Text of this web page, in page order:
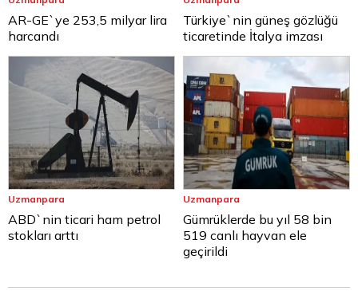
AR-GE`ye 253,5 milyar lira
harcandı
Türkiye`nin güneş gözlüğü
ticaretinde İtalya imzası
Uzmanpara
ABD`nin ticari ham petrol
stokları arttı
Uzmanpara
Gümrüklerde bu yıl 58 bin
519 canlı hayvan ele
geçirildi